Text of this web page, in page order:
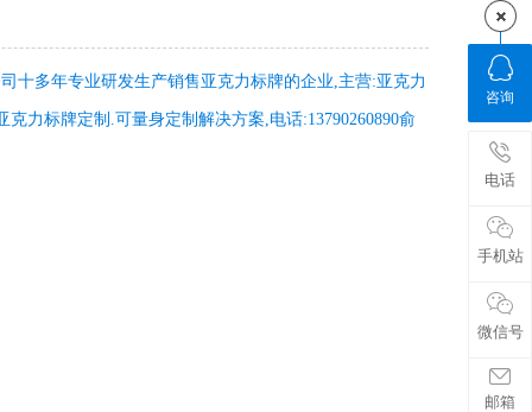
十多年专业研发生产销售亚克力标牌的企业,主营:亚克力
克力标牌定制.可量身定制解决方案,电话:13790260890俞
咨询
电话
手机站
微信号
邮箱